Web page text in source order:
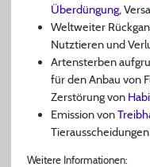
Überdüngung,
Weltweiter
Nutztieren und
Artensterben
für den Anbau von
Zerstörung von
Emission von
Tierausscheidungen
Weitere Informationen: